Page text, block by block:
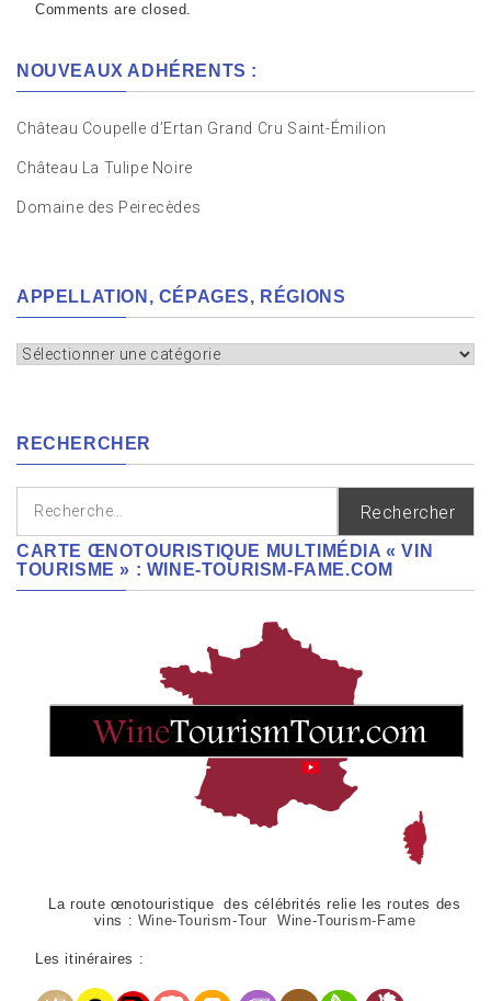
Comments are closed.
NOUVEAUX ADHÉRENTS :
Château Coupelle d’Ertan Grand Cru Saint-Émilion
Château La Tulipe Noire
Domaine des Peirecèdes
APPELLATION, CÉPAGES, RÉGIONS
Appellation,
RECHERCHER
Rechercher :
CARTE ŒNOTOURISTIQUE MULTIMÉDIA « VIN
TOURISME » : WINE-TOURISM-FAME.COM
La route œnotouristique des célébrités relie les routes des
vins : Wine-Tourism-Tour Wine-Tourism-Fame
Les itinéraires :